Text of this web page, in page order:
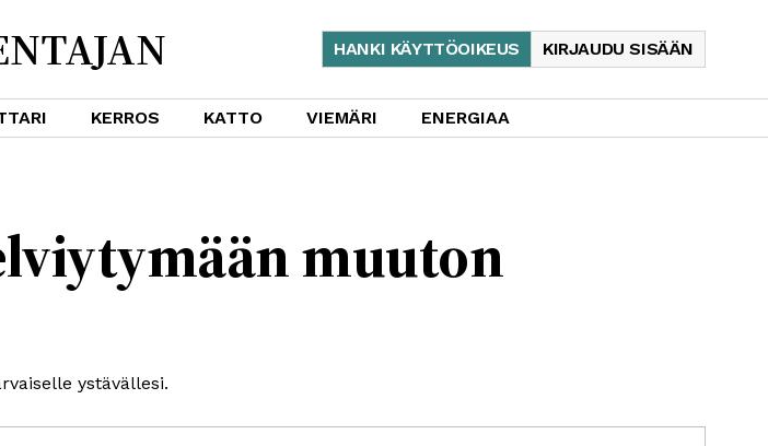
KIRJAUDU SISÄÄN
HANKI KÄYTTÖOIKEUS
KERROS KATTO VIEMÄRI ENERGIAA
muuton
ystävällesi.